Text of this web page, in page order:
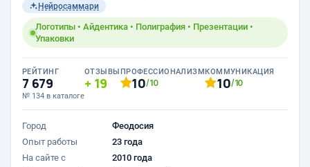
Нейросаммари
Логотипы • Айдентика • Полиграфия • Презентации •
Упаковки
РЕЙТИНГ
7 679
№ 134 в каталоге
ОТЗЫВЫ
19
ПРОФЕССИОНАЛИЗМ
10/10
КОММУНИКАЦИЯ
10/10
Город
Феодосия
Опыт работы
23 года
На сайте с
2010 года